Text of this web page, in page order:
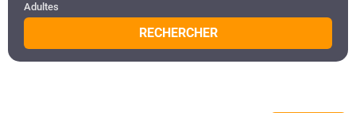
Adultes
RECHERCHER